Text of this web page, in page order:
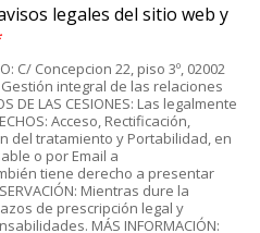
legales del sitio web y
C/ Concepcion 22, piso 3º, 02002
Gestión integral de las relaciones
DE LAS CESIONES: Las legalmente
Acceso, Rectificación,
del tratamiento y Portabilidad, en
o por Email a
tiene derecho a presentar
Mientras dure la
de prescripción legal y
MÁS INFORMACIÓN: